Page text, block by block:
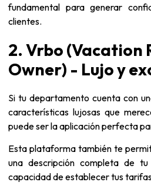
fundamental para generar
clientes.
2. Vrbo (Vacation
Owner) - Lujo y
Si tu departamento cuenta con
características lujosas que
puede ser la aplicación perfecta
Esta plataforma también te
una descripción completa de
capacidad de establecer tus